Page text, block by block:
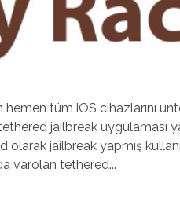
tüm iOS cihazlarını
jailbreak uygulaması
olarak jailbreak yapmış
varolan tethered...